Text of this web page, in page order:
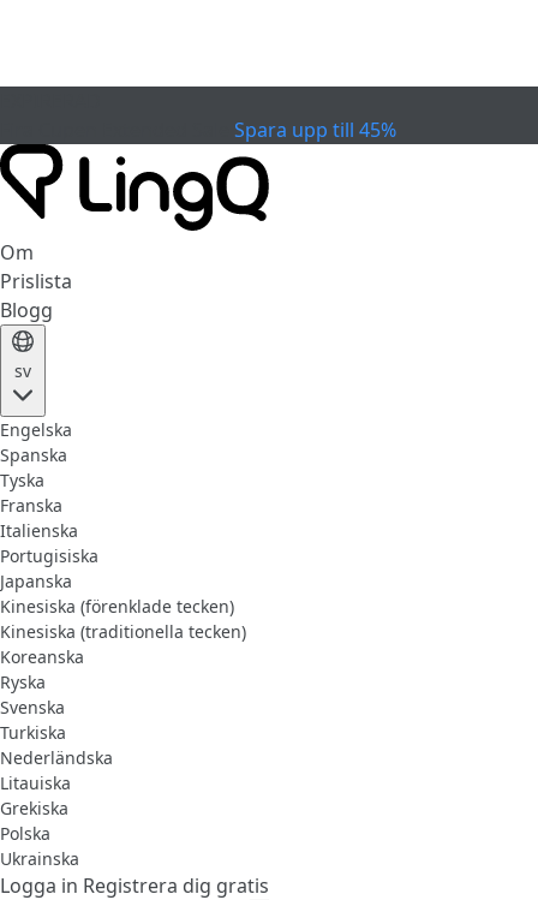
Spara upp till 45%
Om
Prislista
Blogg
sv
Engelska
Spanska
Tyska
Franska
Italienska
Portugisiska
Japanska
Kinesiska (förenklade tecken)
Kinesiska (traditionella tecken)
Koreanska
Ryska
Svenska
Turkiska
Nederländska
Litauiska
Grekiska
Polska
Ukrainska
Logga in Registrera dig gratis